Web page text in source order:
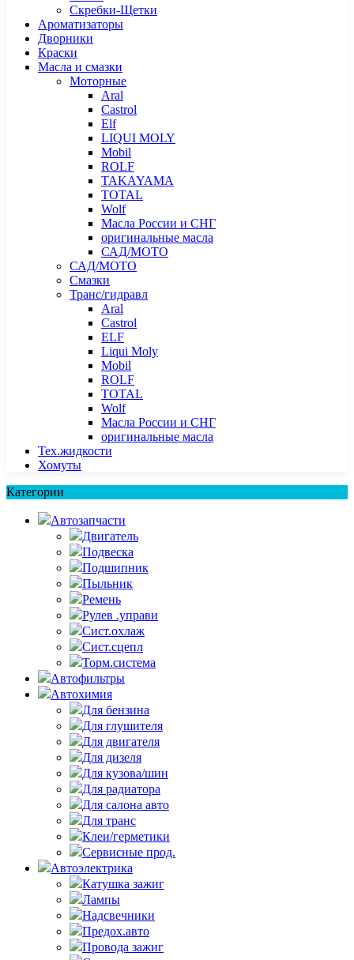
Скребки-Щетки
Ароматизаторы
Дворники
Краски
Масла и смазки
Моторные
Aral
Castrol
Elf
LIQUI MOLY
Mobil
ROLF
TAKAYAMA
TOTAL
Wolf
Масла России и СНГ
оригинальные масла
САД/МОТО
САД/МОТО
Смазки
Транс/гидравл
Aral
Castrol
ELF
Liqui Moly
Mobil
ROLF
TOTAL
Wolf
Масла России и СНГ
оригинальные масла
Тех.жидкости
Хомуты
Категории
Автозапчасти
Двигатель
Подвеска
Подшипник
Пыльник
Ремень
Рулев .управи
Сист.охлаж
Сист.сцепл
Торм.система
Автофильтры
Автохимия
Для бензина
Для глушителя
Для двигателя
Для дизеля
Для кузова/шин
Для радиатора
Для салона авто
Для транс
Клеи/герметики
Сервисные прод.
Автоэлектрика
Катушка зажиг
Лампы
Надсвечники
Предох.авто
Провода зажиг